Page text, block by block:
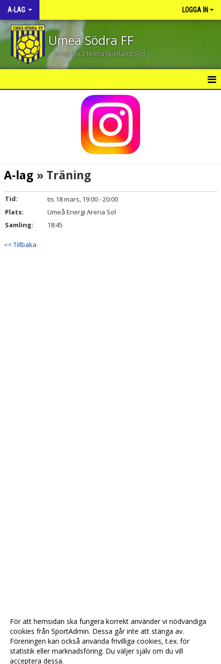
A-LAG LOGGA IN
Umeå Södra FF
A-lag Div 2 Norra Norrland Syd
TRUPPEN
DOKUMENT
KONTAKT
A-lag » Träning
Tid:
tis 18 mars, 19:00 - 20:00
Plats:
Umeå Energi Arena Sol
Samling:
18:45
<< Tillbaka
För att hemsidan ska fungera korrekt använder vi nödvändiga
cookies från SportAdmin. Dessa går inte att stänga av.
Föreningen kan också använda frivilliga cookies, t.ex. för
statistik eller marknadsföring. Du väljer själv om du vill
acceptera dessa.